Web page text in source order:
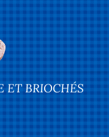
ET BRIOCHÉS